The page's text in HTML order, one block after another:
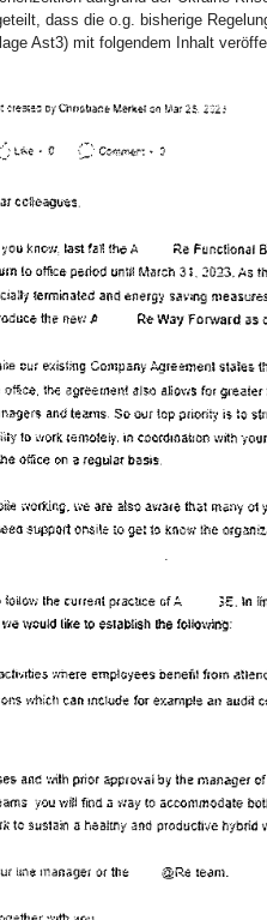
dass die o.g. bisherige
Ast3) mit folgendem Inhalt